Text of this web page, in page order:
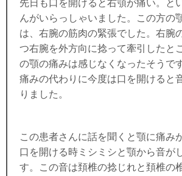
先日も口を開けると右顎が痛い。と
んがいらっしゃいました。この方の
は、右腕の筋肉の緊張でした。右腕
つ右腕を外方向に捻って牽引したと
の顎の痛みは感じなくなったそうで
痛みの代わりに今度は口を開けると
りました。
この患者さんに話を聞くと顎に痛み
口を開ける時ミシミシと顎から音が
す。この音は頚椎の捻じれと頚椎の